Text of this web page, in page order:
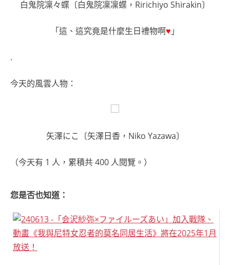
白鬼院凜々蝶〔白鬼院凜凜蝶，Ririchiyo Shirakin〕
「這、這究竟是什麼生日禮物啊♥ 」
.
今天的風雲人物：
矢澤にこ〔矢澤日香，Niko Yazawa〕
（今天有 1 人，累積共 400 人閱覽。）
您是否也知道：